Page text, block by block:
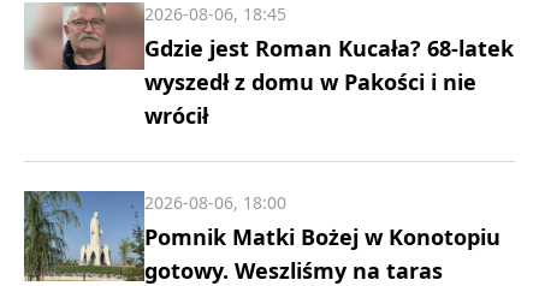
Gdzie jest Roman Kucała? 68-latek
wyszedł z domu w Pakości i nie
wrócił
2026-08-06, 18:45
Pomnik Matki Bożej w Konotopiu
gotowy. Weszliśmy na taras
2026-08-06, 18:00